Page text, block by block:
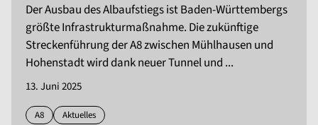
Der Ausbau des Albaufstiegs ist Baden-Württembergs
größte Infrastrukturmaßnahme. Die zukünftige
Streckenführung der A8 zwischen Mühlhausen und
Hohenstadt wird dank neuer Tunnel und ...
13. Juni 2025
A8 Aktuelles